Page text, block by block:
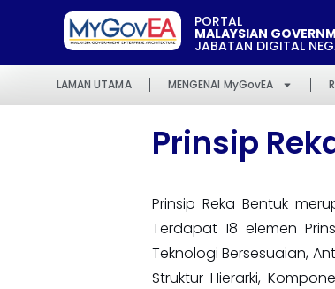
PORTAL
MALAYSIAN
JABATAN DIGITAL
LAMAN UTAMA MENGENAI MyGovEA
Prinsip
Prinsip Reka Bentuk
Terdapat 18 elemen
Teknologi Bersesuaian,
Struktur Hierarki,